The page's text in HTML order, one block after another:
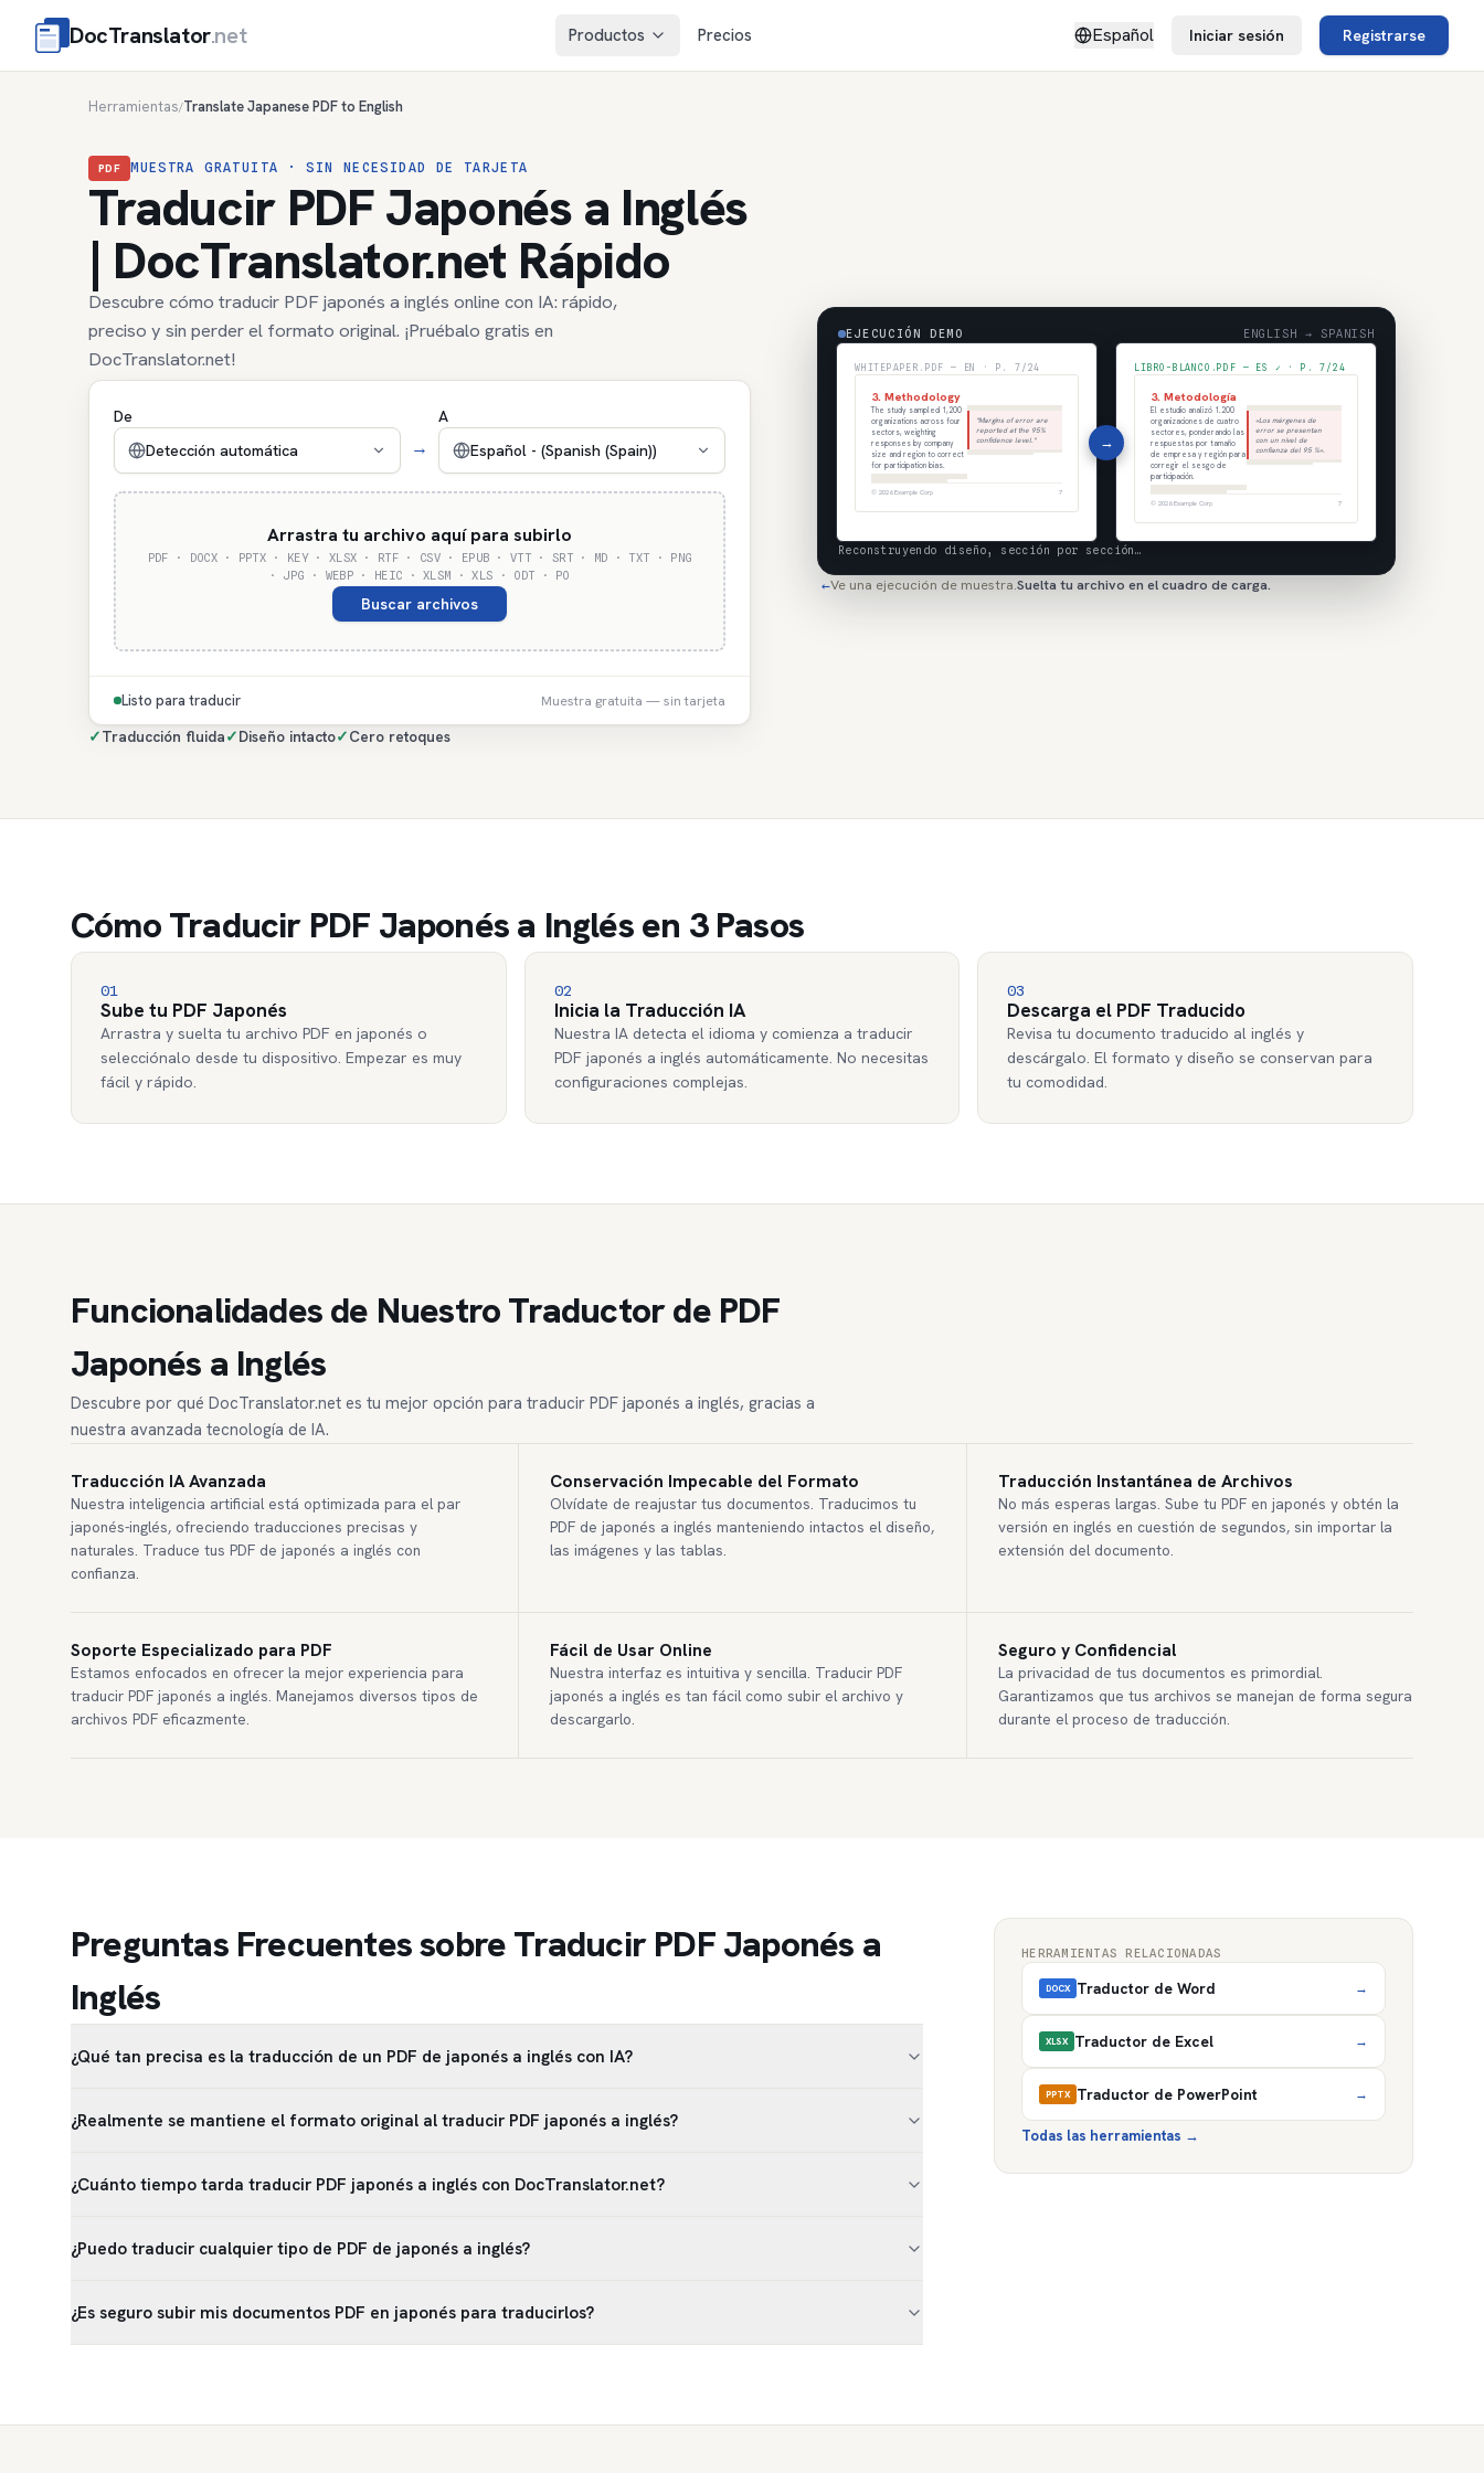
DocTranslator.net Productos Precios Español Iniciar sesión Registrarse
Herramientas/Translate Japanese PDF to English
PDF MUESTRA GRATUITA · SIN NECESIDAD DE TARJETA
Traducir PDF Japonés a Inglés
| DocTranslator.net Rápido
Descubre cómo traducir PDF japonés a inglés online con IA: rápido,
preciso y sin perder el formato original. ¡Pruébalo gratis en
DocTranslator.net!
De
Detección automática
→
A
Español - (Spanish (Spain))
Arrastra tu archivo aquí para subirlo
PDF · DOCX · PPTX · KEY · XLSX · RTF · CSV · EPUB · VTT · SRT · MD · TXT · PNG
· JPG · WEBP · HEIC · XLSM · XLS · ODT · PO
Buscar archivos
Listo para traducir Muestra gratuita — sin tarjeta
✓Traducción fluida✓Diseño intacto✓Cero retoques
EJECUCIÓN DEMO ENGLISH → SPANISH
WHITEPAPER.PDF — EN · P. 7/24
3. Methodology
The study sampled 1,200
organizations across four
sectors, weighting
responses by company
size and region to correct
for participation bias.
"Margins of error are
reported at the 95%
confidence level."
© 2026 Example Corp 7
LIBRO-BLANCO.PDF — ES ✓ · P. 7/24
3. Metodología
El estudio analizó 1.200
organizaciones de cuatro
sectores, ponderando las
respuestas por tamaño
de empresa y región para
corregir el sesgo de
participación.
«Los márgenes de
error se presentan
con un nivel de
confianza del 95 %».
© 2026 Example Corp 7
→
Reconstruyendo diseño, sección por sección…
←Ve una ejecución de muestra.Suelta tu archivo en el cuadro de carga.
Cómo Traducir PDF Japonés a Inglés en 3 Pasos
01
Sube tu PDF Japonés
Arrastra y suelta tu archivo PDF en japonés o
selecciónalo desde tu dispositivo. Empezar es muy
fácil y rápido.
02
Inicia la Traducción IA
Nuestra IA detecta el idioma y comienza a traducir
PDF japonés a inglés automáticamente. No necesitas
configuraciones complejas.
03
Descarga el PDF Traducido
Revisa tu documento traducido al inglés y
descárgalo. El formato y diseño se conservan para
tu comodidad.
Funcionalidades de Nuestro Traductor de PDF
Japonés a Inglés
Descubre por qué DocTranslator.net es tu mejor opción para traducir PDF japonés a inglés, gracias a
nuestra avanzada tecnología de IA.
Traducción IA Avanzada
Nuestra inteligencia artificial está optimizada para el par
japonés-inglés, ofreciendo traducciones precisas y
naturales. Traduce tus PDF de japonés a inglés con
confianza.
Conservación Impecable del Formato
Olvídate de reajustar tus documentos. Traducimos tu
PDF de japonés a inglés manteniendo intactos el diseño,
las imágenes y las tablas.
Traducción Instantánea de Archivos
No más esperas largas. Sube tu PDF en japonés y obtén la
versión en inglés en cuestión de segundos, sin importar la
extensión del documento.
Soporte Especializado para PDF
Estamos enfocados en ofrecer la mejor experiencia para
traducir PDF japonés a inglés. Manejamos diversos tipos de
archivos PDF eficazmente.
Fácil de Usar Online
Nuestra interfaz es intuitiva y sencilla. Traducir PDF
japonés a inglés es tan fácil como subir el archivo y
descargarlo.
Seguro y Confidencial
La privacidad de tus documentos es primordial.
Garantizamos que tus archivos se manejan de forma segura
durante el proceso de traducción.
Preguntas Frecuentes sobre Traducir PDF Japonés a
Inglés
¿Qué tan precisa es la traducción de un PDF de japonés a inglés con IA?
¿Realmente se mantiene el formato original al traducir PDF japonés a inglés?
¿Cuánto tiempo tarda traducir PDF japonés a inglés con DocTranslator.net?
¿Puedo traducir cualquier tipo de PDF de japonés a inglés?
¿Es seguro subir mis documentos PDF en japonés para traducirlos?
HERRAMIENTAS RELACIONADAS
DOCX Traductor de Word →
XLSX Traductor de Excel →
PPTX Traductor de PowerPoint →
Todas las herramientas →